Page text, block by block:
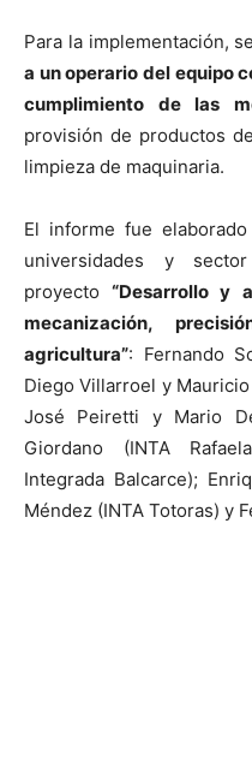
Para la implementación,
a un operario del equipo
cumplimiento de las
provisión de productos
limpieza de maquinaria.
El informe fue
universidades y
proyecto“Desarrollo y
mecanización,
agricultura”: Fernando
Diego Villarroel y
José Peiretti y Mario
Giordano (INTA
Integrada Balcarce);
Méndez (INTA Totoras) y